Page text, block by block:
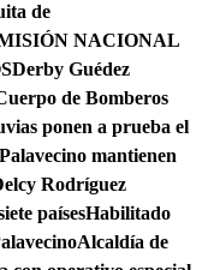
de
NACIONAL
Derby Guédez
de Bomberos
ponen a prueba el
mantienen
Rodríguez
paísesHabilitado
Alcaldía de